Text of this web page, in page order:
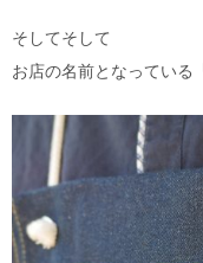
そしてそして
お店の名前となっている